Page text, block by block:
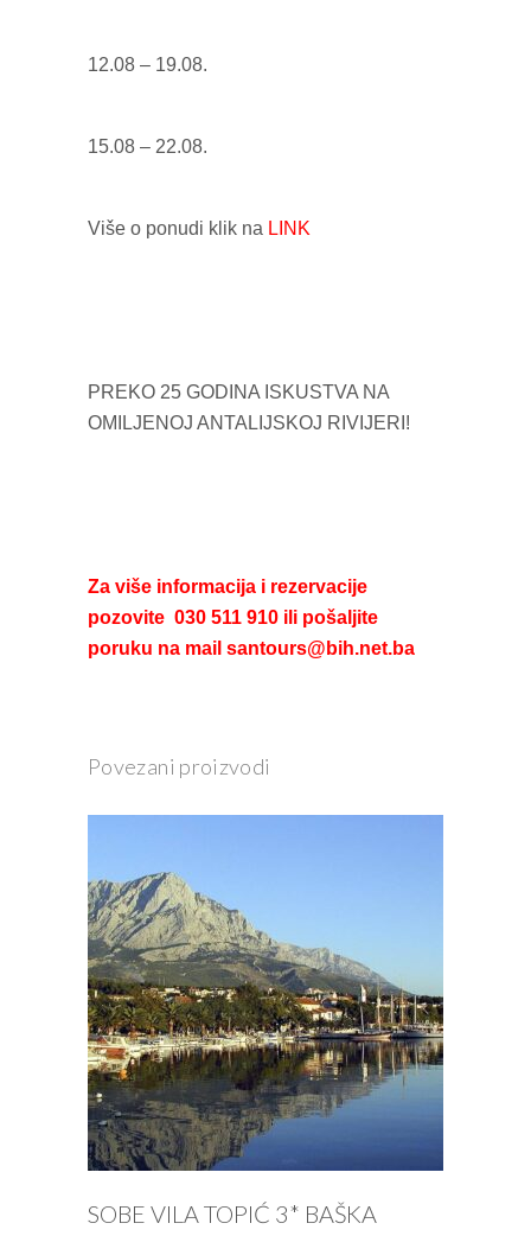
12.08 – 19.08.
15.08 – 22.08.
Više o ponudi klik na LINK
PREKO 25 GODINA ISKUSTVA NA
OMILJENOJ ANTALIJSKOJ RIVIJERI!
Za više informacija i rezervacije
pozovite 030 511 910 ili pošaljite
poruku na mail santours@bih.net.ba
Povezani proizvodi
PROČITAJ VIŠE
SOBE VILA TOPIĆ 3* BAŠKA